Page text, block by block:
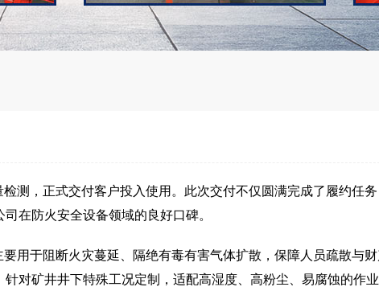
测，正式交付客户投入使用。此次交付不仅圆满完成了履约任
在防火安全设备领域的良好口碑。
用于阻断火灾蔓延、隔绝有毒有害气体扩散，保障人员疏散与
对矿井井下特殊工况定制，适配高湿度、高粉尘、易腐蚀的作